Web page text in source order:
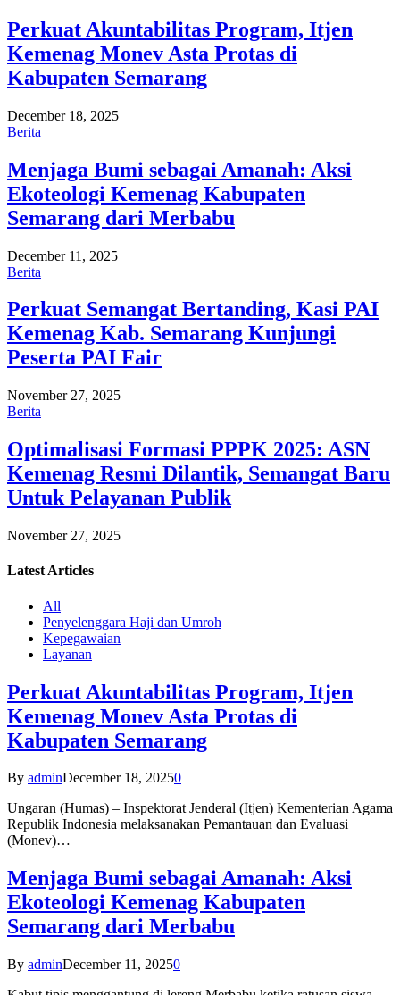
Perkuat Akuntabilitas Program, Itjen
Kemenag Monev Asta Protas di
Kabupaten Semarang
December 18, 2025
Berita
Menjaga Bumi sebagai Amanah: Aksi
Ekoteologi Kemenag Kabupaten
Semarang dari Merbabu
December 11, 2025
Berita
Perkuat Semangat Bertanding, Kasi PAI
Kemenag Kab. Semarang Kunjungi
Peserta PAI Fair
November 27, 2025
Berita
Optimalisasi Formasi PPPK 2025: ASN
Kemenag Resmi Dilantik, Semangat Baru
Untuk Pelayanan Publik
November 27, 2025
Latest Articles
All
Penyelenggara Haji dan Umroh
Kepegawaian
Layanan
Perkuat Akuntabilitas Program, Itjen
Kemenag Monev Asta Protas di
Kabupaten Semarang
By adminDecember 18, 20250
Ungaran (Humas) – Inspektorat Jenderal (Itjen) Kementerian Agama
Republik Indonesia melaksanakan Pemantauan dan Evaluasi
(Monev)…
Menjaga Bumi sebagai Amanah: Aksi
Ekoteologi Kemenag Kabupaten
Semarang dari Merbabu
By adminDecember 11, 20250